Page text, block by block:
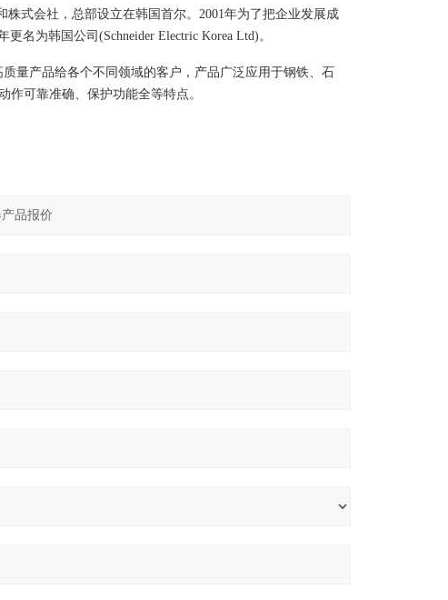
式会社，总部设立在韩国首尔。2001年为了把企业发展成
名为韩国公司(Schneider Electric Korea Ltd)。
量产品给各个不同领域的客户，产品广泛应用于钢铁、石
作可靠准确、保护功能全等特点。